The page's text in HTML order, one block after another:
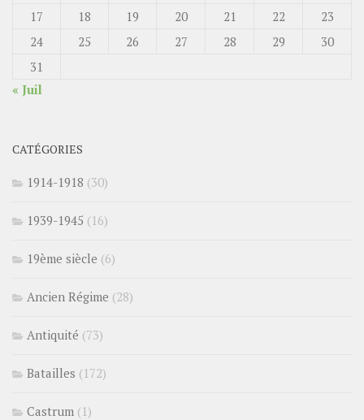
17
18 19 20 21 22
23
24
25 26 27 28 29
30
31
« Juil
CATÉGORIES
1914-1918 (30)
1939-1945 (16)
19ème siècle (6)
Ancien Régime (28)
Antiquité (73)
Batailles (172)
Castrum (1)